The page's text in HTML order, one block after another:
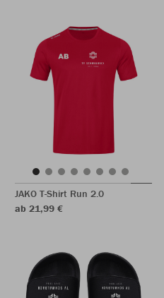
JAKO T-Shirt Run 2.0
ab 21,99 €